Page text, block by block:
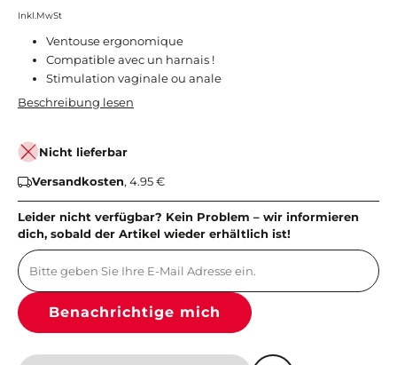
Inkl.MwSt
Ventouse ergonomique
Compatible avec un harnais !
Stimulation vaginale ou anale
Beschreibung lesen
Nicht lieferbar
Versandkosten, 4.95 €
Leider nicht verfügbar? Kein Problem – wir informieren
dich, sobald der Artikel wieder erhältlich ist!
Benachrichtige mich